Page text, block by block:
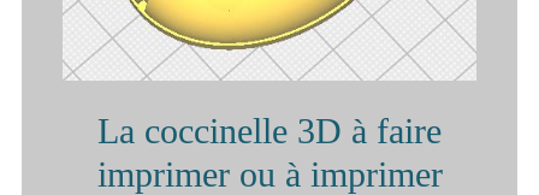
La coccinelle 3D à faire
imprimer ou à imprimer